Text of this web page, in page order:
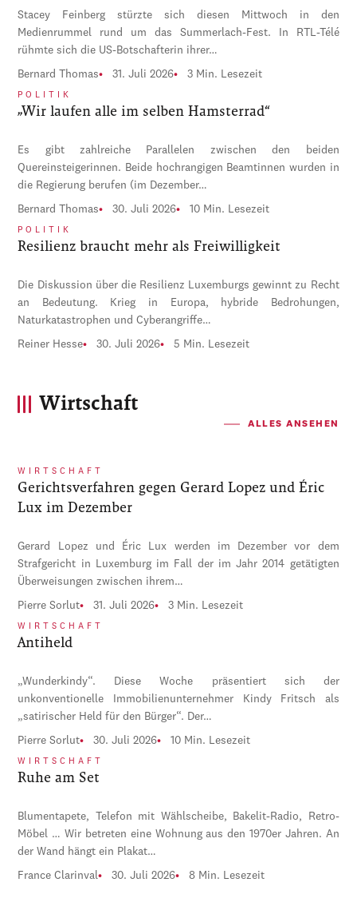
Stacey Feinberg stürzte sich diesen Mittwoch in den
Medienrummel rund um das Summerlach-Fest. In RTL-Télé
rühmte sich die US-Botschafterin ihrer…
Bernard Thomas 31. Juli 2026 3 Min. Lesezeit
POLITIK
„Wir laufen alle im selben Hamsterrad“
Es gibt zahlreiche Parallelen zwischen den beiden
Quereinsteigerinnen. Beide hochrangigen Beamtinnen wurden in
die Regierung berufen (im Dezember…
Bernard Thomas 30. Juli 2026 10 Min. Lesezeit
POLITIK
Resilienz braucht mehr als Freiwilligkeit
Die Diskussion über die Resilienz Luxemburgs gewinnt zu Recht
an Bedeutung. Krieg in Europa, hybride Bedrohungen,
Naturkatastrophen und Cyberangriffe…
Reiner Hesse 30. Juli 2026 5 Min. Lesezeit
Wirtschaft
ALLES ANSEHEN
WIRTSCHAFT
Gerichtsverfahren gegen Gerard Lopez und Éric
Lux im Dezember
Gerard Lopez und Éric Lux werden im Dezember vor dem
Strafgericht in Luxemburg im Fall der im Jahr 2014 getätigten
Überweisungen zwischen ihrem…
Pierre Sorlut 31. Juli 2026 3 Min. Lesezeit
WIRTSCHAFT
Antiheld
„Wunderkindy“. Diese Woche präsentiert sich der
unkonventionelle Immobilienunternehmer Kindy Fritsch als
„satirischer Held für den Bürger“. Der…
Pierre Sorlut 30. Juli 2026 10 Min. Lesezeit
WIRTSCHAFT
Ruhe am Set
Blumentapete, Telefon mit Wählscheibe, Bakelit-Radio, Retro-
Möbel … Wir betreten eine Wohnung aus den 1970er Jahren. An
der Wand hängt ein Plakat…
France Clarinval 30. Juli 2026 8 Min. Lesezeit